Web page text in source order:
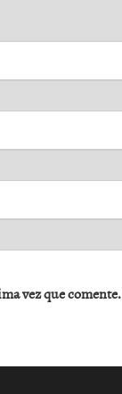
vez que comente.